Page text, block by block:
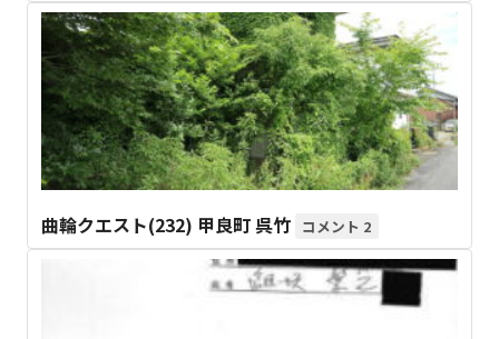
曲輪クエスト(232) 甲良町 呉竹 2